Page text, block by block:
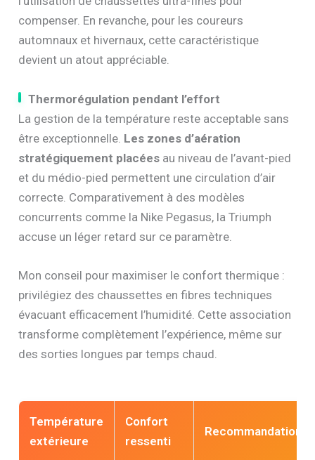
compenser. En revanche, pour les coureurs
automnaux et hivernaux, cette caractéristique
devient un atout appréciable.
Thermorégulation pendant l’effort
La gestion de la température reste acceptable sans
être exceptionnelle. Les zones d’aération
stratégiquement placées au niveau de l’avant-pied
et du médio-pied permettent une circulation d’air
correcte. Comparativement à des modèles
concurrents comme la Nike Pegasus, la Triumph
accuse un léger retard sur ce paramètre.
Mon conseil pour maximiser le confort thermique :
privilégiez des chaussettes en fibres techniques
évacuant efficacement l’humidité. Cette association
transforme complètement l’expérience, même sur
des sorties longues par temps chaud.
Température
extérieure
Confort
ressenti
Recommandation